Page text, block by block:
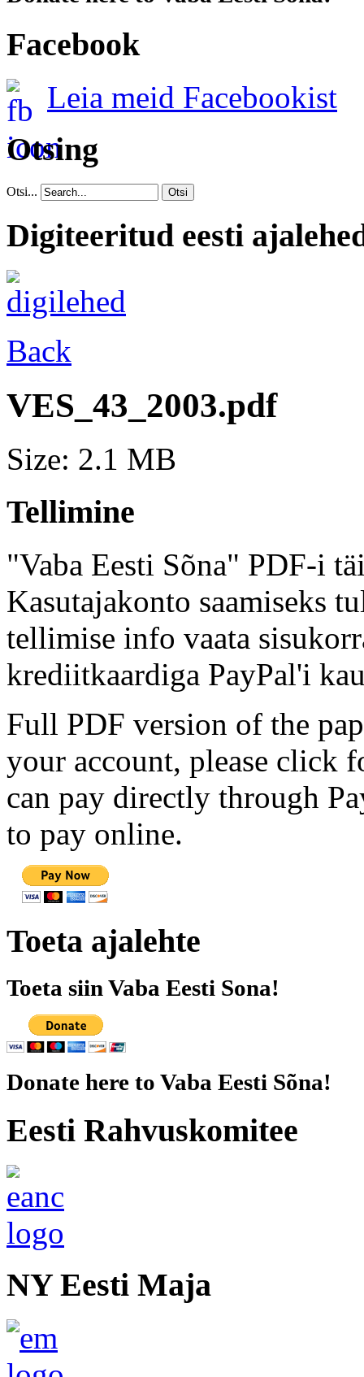
Facebook
Leia meid Facebookist
Otsing
Otsi... Otsi
Digiteeritud eesti
Back
VES_43_2003.pdf
Size: 2.1 MB
Tellimine
"Vaba Eesti Sõna" PDF-i
Kasutajakonto saamiseks
tellimise info vaata
krediitkaardiga PayPal'i
Full PDF version of the
your account, please click
can pay directly through
to pay online.
Toeta ajalehte
Toeta siin Vaba Eesti Sona!
Donate here to Vaba Eesti Sõna!
Eesti Rahvuskomitee
NY Eesti Maja